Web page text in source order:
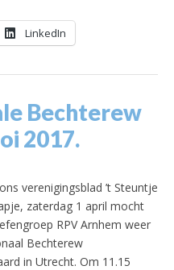
LinkedIn
Bechterew
2017.
verenigingsblad ’t Steuntje
zaterdag 1 april mocht
RPV Arnhem weer
Bechterew
in Utrecht. Om 11.15